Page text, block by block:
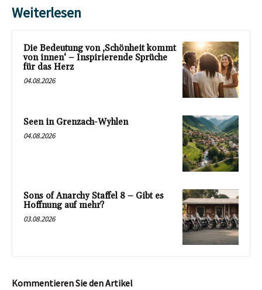
Weiterlesen
Die Bedeutung von ‚Schönheit kommt
von innen‘ – Inspirierende Sprüche
für das Herz
04.08.2026
Seen in Grenzach-Wyhlen
04.08.2026
Sons of Anarchy Staffel 8 – Gibt es
Hoffnung auf mehr?
03.08.2026
Kommentieren Sie den Artikel